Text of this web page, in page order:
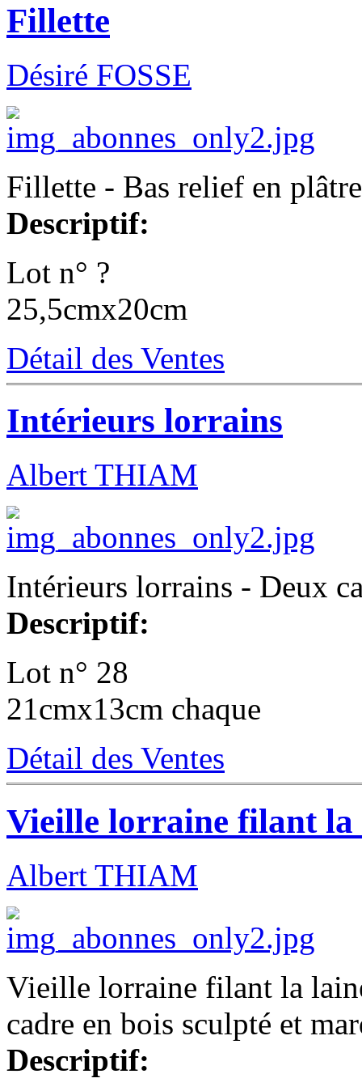
Fillette
Désiré FOSSE
Fillette - Bas relief en
Descriptif:
Lot n° ?
25,5cmx20cm
Détail des Ventes
Intérieurs lorrains
Albert THIAM
Intérieurs lorrains - Deux
Descriptif:
Lot n° 28
21cmx13cm chaque
Détail des Ventes
Vieille lorraine filant la
Albert THIAM
Vieille lorraine filant la
cadre en bois sculpté et
Descriptif: